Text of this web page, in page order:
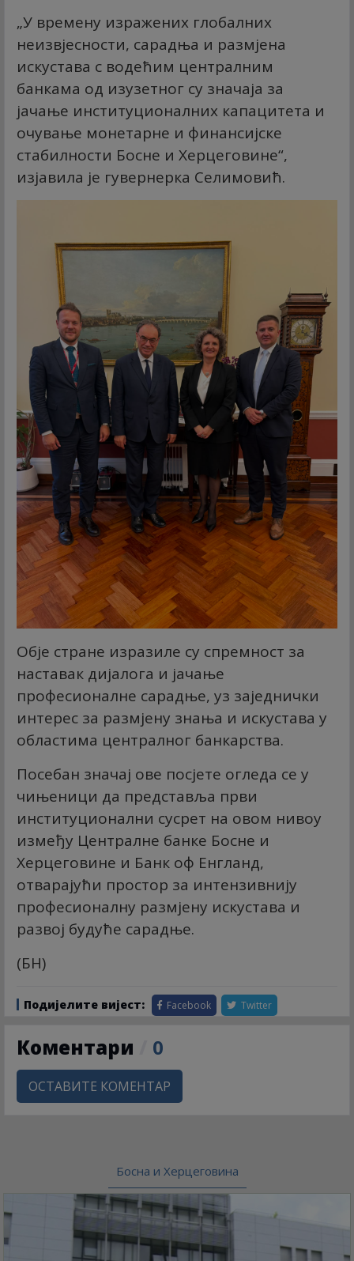
„У времену изражених глобалних
неизвјесности, сарадња и размјена
искустава с водећим централним
банкама од изузетног су значаја за
јачање институционалних капацитета и
очување монетарне и финансијске
стабилности Босне и Херцеговине“,
изјавила је гувернерка Селимовић.
Обје стране изразиле су спремност за
наставак дијалога и јачање
професионалне сарадње, уз заједнички
интерес за размјену знања и искустава у
областима централног банкарства.
Посебан значај ове посјете огледа се у
чињеници да представља први
институционални сусрет на овом нивоу
између Централне банке Босне и
Херцеговине и Банк оф Енгланд,
отварајући простор за интензивнију
професионалну размјену искустава и
развој будуће сарадње.
(БН)
Подијелите вијест: Facebook Twitter
Коментари 0
ОСТАВИТЕ КОМЕНТАР
Босна и Херцеговина